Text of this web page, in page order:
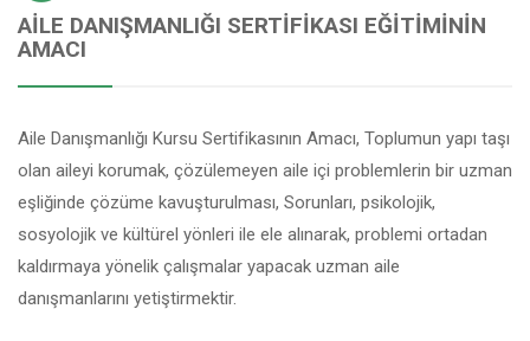
AILE DANIŞMANLIĞI SERTIFIKASI EĞITIMININ
AMACI
Aile Danışmanlığı Kursu Sertifikasının Amacı, Toplumun yapı taşı
olan aileyi korumak, çözülemeyen aile içi problemlerin bir uzman
eşliğinde çözüme kavuşturulması, Sorunları, psikolojik,
sosyolojik ve kültürel yönleri ile ele alınarak, problemi ortadan
kaldırmaya yönelik çalışmalar yapacak uzman aile
danışmanlarını yetiştirmektir.